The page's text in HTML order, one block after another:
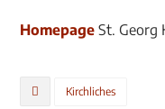
Homepage St. Georg
Kirchliches